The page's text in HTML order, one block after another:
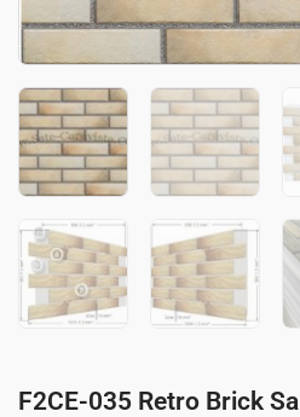
F2CE-035 Retro Brick Sal